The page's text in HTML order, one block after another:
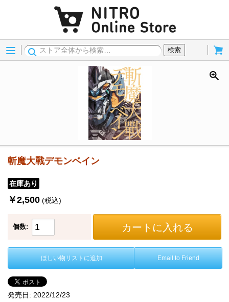
Menu
検索
斬魔大戰デモンベイン
在庫あり
￥2,500 (税込)
個数: カートに入れる
ほしい物リストに追加 Email to Friend
発売日: 2022/12/23